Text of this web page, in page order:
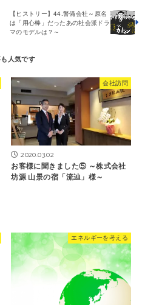
【ヒストリー】44.警備会社～原名
は「用心棒」だったあの社会派ドラ
マのモデルは？～
会社訪問
2020.03.02
お客様に聞きました⑤ ～株式会社
坊源 山景の宿「流辿」様～
エネルギーを考える